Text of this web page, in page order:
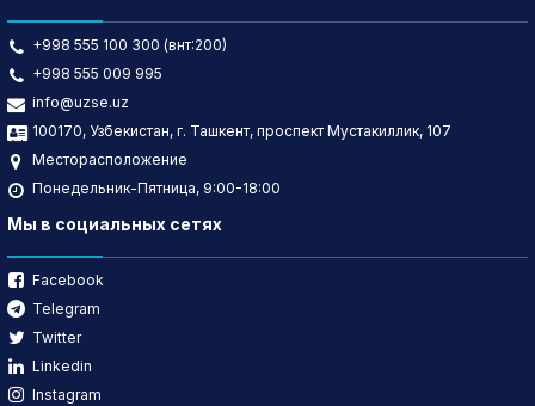
+998 555 100 300 (внт:200)
+998 555 009 995
info@uzse.uz
100170, Узбекистан, г. Ташкент, проспект Мустакиллик, 107
Месторасположение
Понедельник-Пятница, 9:00-18:00
Мы в социальных сетях
Facebook
Telegram
Twitter
Linkedin
Instagram